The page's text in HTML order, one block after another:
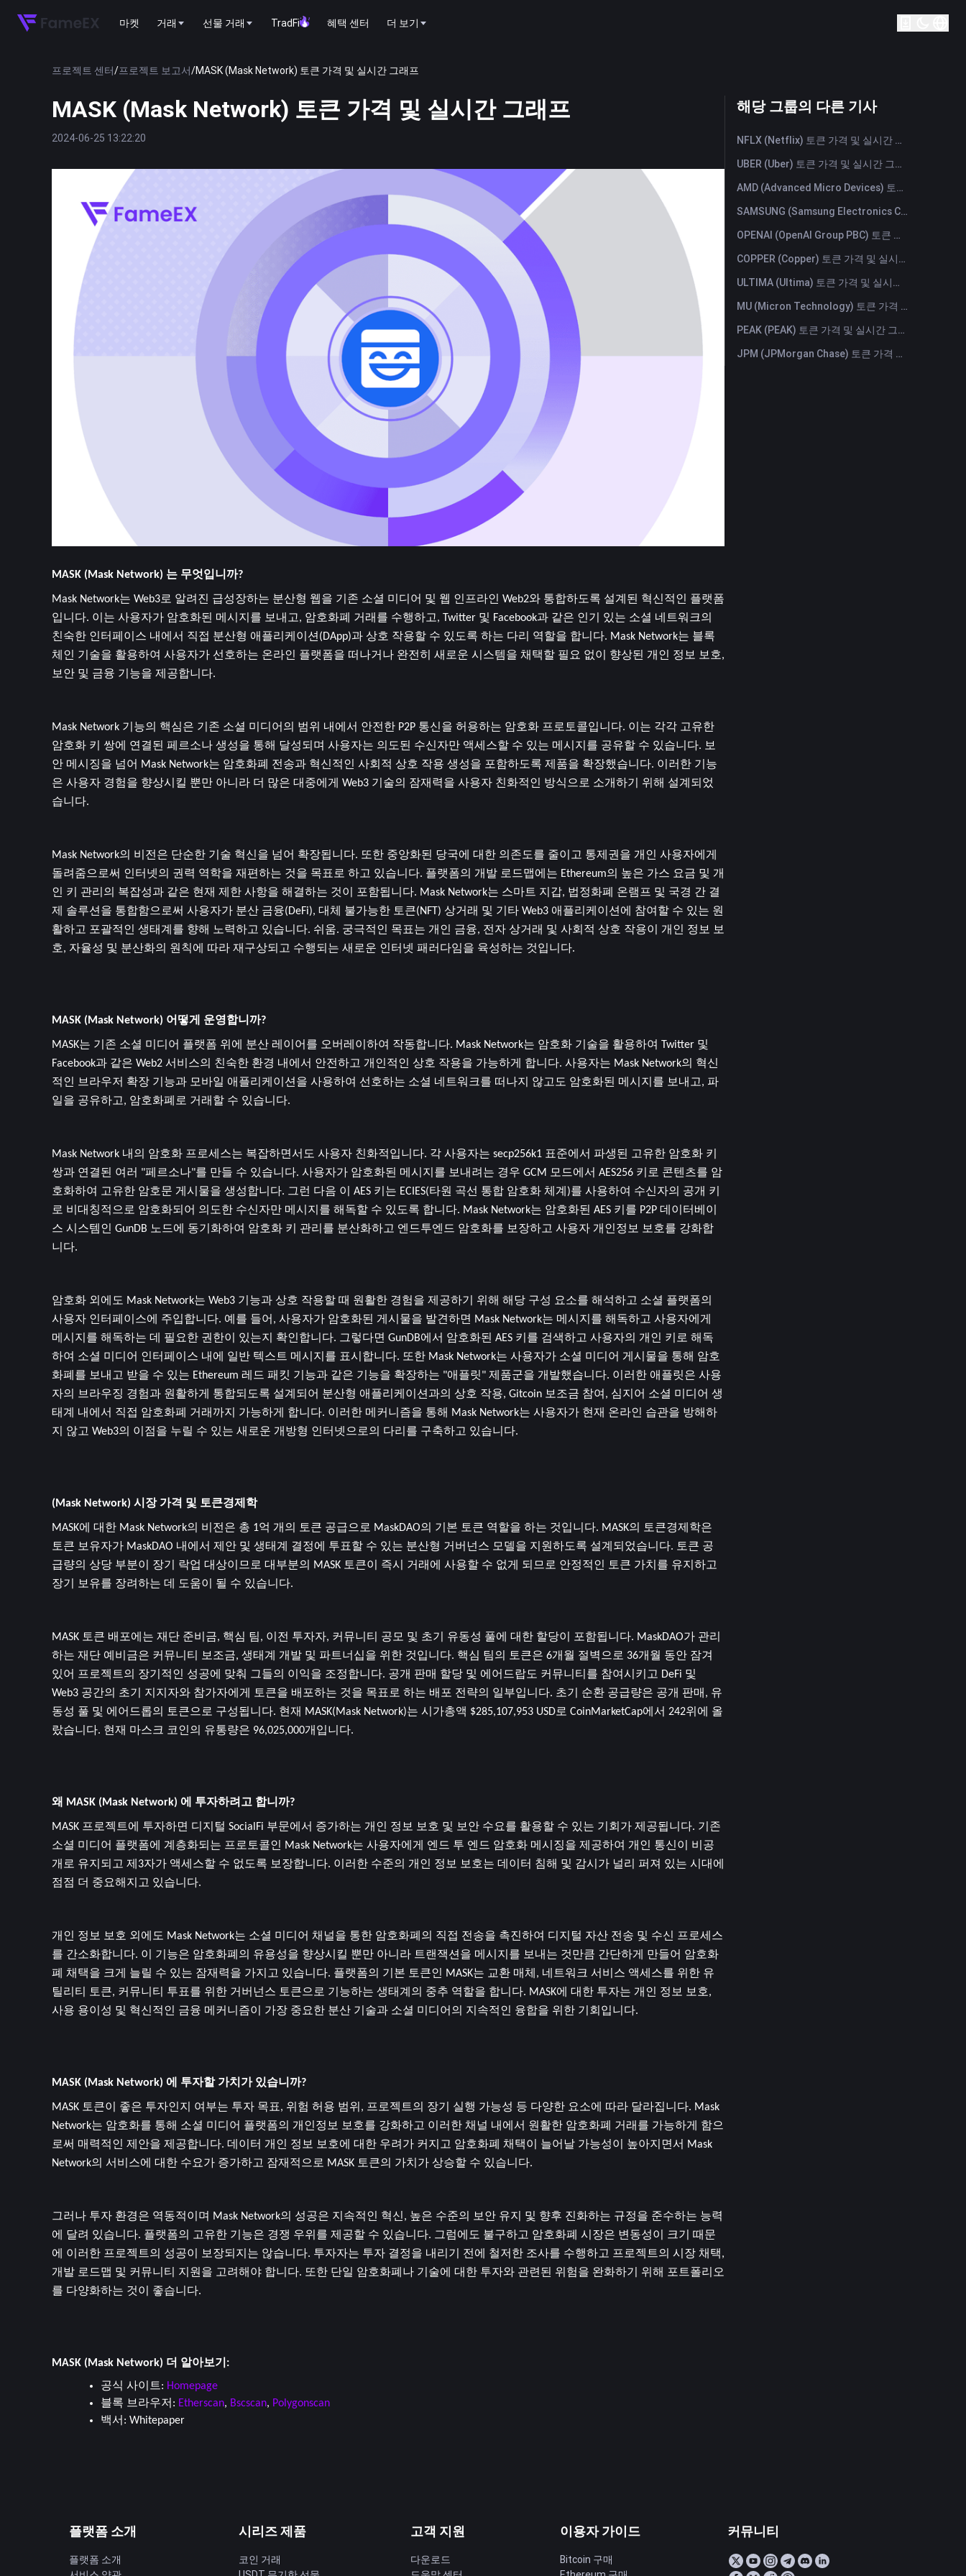
마켓 거래 선물 거래 TradFi 혜택 센터 더 보기
프로젝트 센터/프로젝트 보고서/MASK (Mask Network) 토큰 가격 및 실시간 그래프
MASK (Mask Network) 토큰 가격 및 실시간 그래프
2024-06-25 13:22:20
MASK (Mask Network) 는 무엇입니까?
Mask Network는 Web3로 알려진 급성장하는 분산형 웹을 기존 소셜 미디어 및 웹 인프라인 Web2와 통합하도록 설계된 혁신적인 플랫폼
입니다. 이는 사용자가 암호화된 메시지를 보내고, 암호화폐 거래를 수행하고, Twitter 및 Facebook과 같은 인기 있는 소셜 네트워크의
친숙한 인터페이스 내에서 직접 분산형 애플리케이션(DApp)과 상호 작용할 수 있도록 하는 다리 역할을 합니다. Mask Network는 블록
체인 기술을 활용하여 사용자가 선호하는 온라인 플랫폼을 떠나거나 완전히 새로운 시스템을 채택할 필요 없이 향상된 개인 정보 보호,
보안 및 금융 기능을 제공합니다.
Mask Network 기능의 핵심은 기존 소셜 미디어의 범위 내에서 안전한 P2P 통신을 허용하는 암호화 프로토콜입니다. 이는 각각 고유한
암호화 키 쌍에 연결된 페르소나 생성을 통해 달성되며 사용자는 의도된 수신자만 액세스할 수 있는 메시지를 공유할 수 있습니다. 보
안 메시징을 넘어 Mask Network는 암호화폐 전송과 혁신적인 사회적 상호 작용 생성을 포함하도록 제품을 확장했습니다. 이러한 기능
은 사용자 경험을 향상시킬 뿐만 아니라 더 많은 대중에게 Web3 기술의 잠재력을 사용자 친화적인 방식으로 소개하기 위해 설계되었
습니다.
Mask Network의 비전은 단순한 기술 혁신을 넘어 확장됩니다. 또한 중앙화된 당국에 대한 의존도를 줄이고 통제권을 개인 사용자에게
돌려줌으로써 인터넷의 권력 역학을 재편하는 것을 목표로 하고 있습니다. 플랫폼의 개발 로드맵에는 Ethereum의 높은 가스 요금 및 개
인 키 관리의 복잡성과 같은 현재 제한 사항을 해결하는 것이 포함됩니다. Mask Network는 스마트 지갑, 법정화폐 온램프 및 국경 간 결
제 솔루션을 통합함으로써 사용자가 분산 금융(DeFi), 대체 불가능한 토큰(NFT) 상거래 및 기타 Web3 애플리케이션에 참여할 수 있는 원
활하고 포괄적인 생태계를 향해 노력하고 있습니다. 쉬움. 궁극적인 목표는 개인 금융, 전자 상거래 및 사회적 상호 작용이 개인 정보 보
호, 자율성 및 분산화의 원칙에 따라 재구상되고 수행되는 새로운 인터넷 패러다임을 육성하는 것입니다.
MASK (Mask Network) 어떻게 운영합니까?
MASK는 기존 소셜 미디어 플랫폼 위에 분산 레이어를 오버레이하여 작동합니다. Mask Network는 암호화 기술을 활용하여 Twitter 및
Facebook과 같은 Web2 서비스의 친숙한 환경 내에서 안전하고 개인적인 상호 작용을 가능하게 합니다. 사용자는 Mask Network의 혁신
적인 브라우저 확장 기능과 모바일 애플리케이션을 사용하여 선호하는 소셜 네트워크를 떠나지 않고도 암호화된 메시지를 보내고, 파
일을 공유하고, 암호화폐로 거래할 수 있습니다.
Mask Network 내의 암호화 프로세스는 복잡하면서도 사용자 친화적입니다. 각 사용자는 secp256k1 표준에서 파생된 고유한 암호화 키
쌍과 연결된 여러 "페르소나"를 만들 수 있습니다. 사용자가 암호화된 메시지를 보내려는 경우 GCM 모드에서 AES256 키로 콘텐츠를 암
호화하여 고유한 암호문 게시물을 생성합니다. 그런 다음 이 AES 키는 ECIES(타원 곡선 통합 암호화 체계)를 사용하여 수신자의 공개 키
로 비대칭적으로 암호화되어 의도한 수신자만 메시지를 해독할 수 있도록 합니다. Mask Network는 암호화된 AES 키를 P2P 데이터베이
스 시스템인 GunDB 노드에 동기화하여 암호화 키 관리를 분산화하고 엔드투엔드 암호화를 보장하고 사용자 개인정보 보호를 강화합
니다.
암호화 외에도 Mask Network는 Web3 기능과 상호 작용할 때 원활한 경험을 제공하기 위해 해당 구성 요소를 해석하고 소셜 플랫폼의
사용자 인터페이스에 주입합니다. 예를 들어, 사용자가 암호화된 게시물을 발견하면 Mask Network는 메시지를 해독하고 사용자에게
메시지를 해독하는 데 필요한 권한이 있는지 확인합니다. 그렇다면 GunDB에서 암호화된 AES 키를 검색하고 사용자의 개인 키로 해독
하여 소셜 미디어 인터페이스 내에 일반 텍스트 메시지를 표시합니다. 또한 Mask Network는 사용자가 소셜 미디어 게시물을 통해 암호
화폐를 보내고 받을 수 있는 Ethereum 레드 패킷 기능과 같은 기능을 확장하는 "애플릿" 제품군을 개발했습니다. 이러한 애플릿은 사용
자의 브라우징 경험과 원활하게 통합되도록 설계되어 분산형 애플리케이션과의 상호 작용, Gitcoin 보조금 참여, 심지어 소셜 미디어 생
태계 내에서 직접 암호화폐 거래까지 가능하게 합니다. 이러한 메커니즘을 통해 Mask Network는 사용자가 현재 온라인 습관을 방해하
지 않고 Web3의 이점을 누릴 수 있는 새로운 개방형 인터넷으로의 다리를 구축하고 있습니다.
(Mask Network) 시장 가격 및 토큰경제학
MASK에 대한 Mask Network의 비전은 총 1억 개의 토큰 공급으로 MaskDAO의 기본 토큰 역할을 하는 것입니다. MASK의 토큰경제학은
토큰 보유자가 MaskDAO 내에서 제안 및 생태계 결정에 투표할 수 있는 분산형 거버넌스 모델을 지원하도록 설계되었습니다. 토큰 공
급량의 상당 부분이 장기 락업 대상이므로 대부분의 MASK 토큰이 즉시 거래에 사용할 수 없게 되므로 안정적인 토큰 가치를 유지하고
장기 보유를 장려하는 데 도움이 될 수 있습니다.
MASK 토큰 배포에는 재단 준비금, 핵심 팀, 이전 투자자, 커뮤니티 공모 및 초기 유동성 풀에 대한 할당이 포함됩니다. MaskDAO가 관리
하는 재단 예비금은 커뮤니티 보조금, 생태계 개발 및 파트너십을 위한 것입니다. 핵심 팀의 토큰은 6개월 절벽으로 36개월 동안 잠겨
있어 프로젝트의 장기적인 성공에 맞춰 그들의 이익을 조정합니다. 공개 판매 할당 및 에어드랍도 커뮤니티를 참여시키고 DeFi 및
Web3 공간의 초기 지지자와 참가자에게 토큰을 배포하는 것을 목표로 하는 배포 전략의 일부입니다. 초기 순환 공급량은 공개 판매, 유
동성 풀 및 에어드롭의 토큰으로 구성됩니다. 현재 MASK(Mask Network)는 시가총액 $285,107,953 USD로 CoinMarketCap에서 242위에 올
랐습니다. 현재 마스크 코인의 유통량은 96,025,000개입니다.
왜 MASK (Mask Network) 에 투자하려고 합니까?
MASK 프로젝트에 투자하면 디지털 SocialFi 부문에서 증가하는 개인 정보 보호 및 보안 수요를 활용할 수 있는 기회가 제공됩니다. 기존
소셜 미디어 플랫폼에 계층화되는 프로토콜인 Mask Network는 사용자에게 엔드 투 엔드 암호화 메시징을 제공하여 개인 통신이 비공
개로 유지되고 제3자가 액세스할 수 없도록 보장합니다. 이러한 수준의 개인 정보 보호는 데이터 침해 및 감시가 널리 퍼져 있는 시대에
점점 더 중요해지고 있습니다.
개인 정보 보호 외에도 Mask Network는 소셜 미디어 채널을 통한 암호화폐의 직접 전송을 촉진하여 디지털 자산 전송 및 수신 프로세스
를 간소화합니다. 이 기능은 암호화폐의 유용성을 향상시킬 뿐만 아니라 트랜잭션을 메시지를 보내는 것만큼 간단하게 만들어 암호화
폐 채택을 크게 늘릴 수 있는 잠재력을 가지고 있습니다. 플랫폼의 기본 토큰인 MASK는 교환 매체, 네트워크 서비스 액세스를 위한 유
틸리티 토큰, 커뮤니티 투표를 위한 거버넌스 토큰으로 기능하는 생태계의 중추 역할을 합니다. MASK에 대한 투자는 개인 정보 보호,
사용 용이성 및 혁신적인 금융 메커니즘이 가장 중요한 분산 기술과 소셜 미디어의 지속적인 융합을 위한 기회입니다.
MASK (Mask Network) 에 투자할 가치가 있습니까?
MASK 토큰이 좋은 투자인지 여부는 투자 목표, 위험 허용 범위, 프로젝트의 장기 실행 가능성 등 다양한 요소에 따라 달라집니다. Mask
Network는 암호화를 통해 소셜 미디어 플랫폼의 개인정보 보호를 강화하고 이러한 채널 내에서 원활한 암호화폐 거래를 가능하게 함으
로써 매력적인 제안을 제공합니다. 데이터 개인 정보 보호에 대한 우려가 커지고 암호화폐 채택이 늘어날 가능성이 높아지면서 Mask
Network의 서비스에 대한 수요가 증가하고 잠재적으로 MASK 토큰의 가치가 상승할 수 있습니다.
그러나 투자 환경은 역동적이며 Mask Network의 성공은 지속적인 혁신, 높은 수준의 보안 유지 및 향후 진화하는 규정을 준수하는 능력
에 달려 있습니다. 플랫폼의 고유한 기능은 경쟁 우위를 제공할 수 있습니다. 그럼에도 불구하고 암호화폐 시장은 변동성이 크기 때문
에 이러한 프로젝트의 성공이 보장되지는 않습니다. 투자자는 투자 결정을 내리기 전에 철저한 조사를 수행하고 프로젝트의 시장 채택,
개발 로드맵 및 커뮤니티 지원을 고려해야 합니다. 또한 단일 암호화폐나 기술에 대한 투자와 관련된 위험을 완화하기 위해 포트폴리오
를 다양화하는 것이 좋습니다.
MASK (Mask Network) 더 알아보기:
공식 사이트: Homepage
블록 브라우저: Etherscan, Bscscan, Polygonscan
백서: Whitepaper
해당 그룹의 다른 기사
NFLX (Netflix) 토큰 가격 및 실시간 그래프
UBER (Uber) 토큰 가격 및 실시간 그래프
AMD (Advanced Micro Devices) 토큰 가격 및 실시간 그래프
SAMSUNG (Samsung Electronics Co., Ltd) 토큰 가격 및 실시간 그래프
OPENAI (OpenAI Group PBC) 토큰 가격 및 실시간 그래프
COPPER (Copper) 토큰 가격 및 실시간 그래프
ULTIMA (Ultima) 토큰 가격 및 실시간 그래프
MU (Micron Technology) 토큰 가격 및 실시간 그래프
PEAK (PEAK) 토큰 가격 및 실시간 그래프
JPM (JPMorgan Chase) 토큰 가격 및 실시간 그래프
플랫폼 소개
플랫폼 소개
시리즈 제품
코인 거래
고객 지원
다운로드
이용자 가이드
Bitcoin 구매
커뮤니티